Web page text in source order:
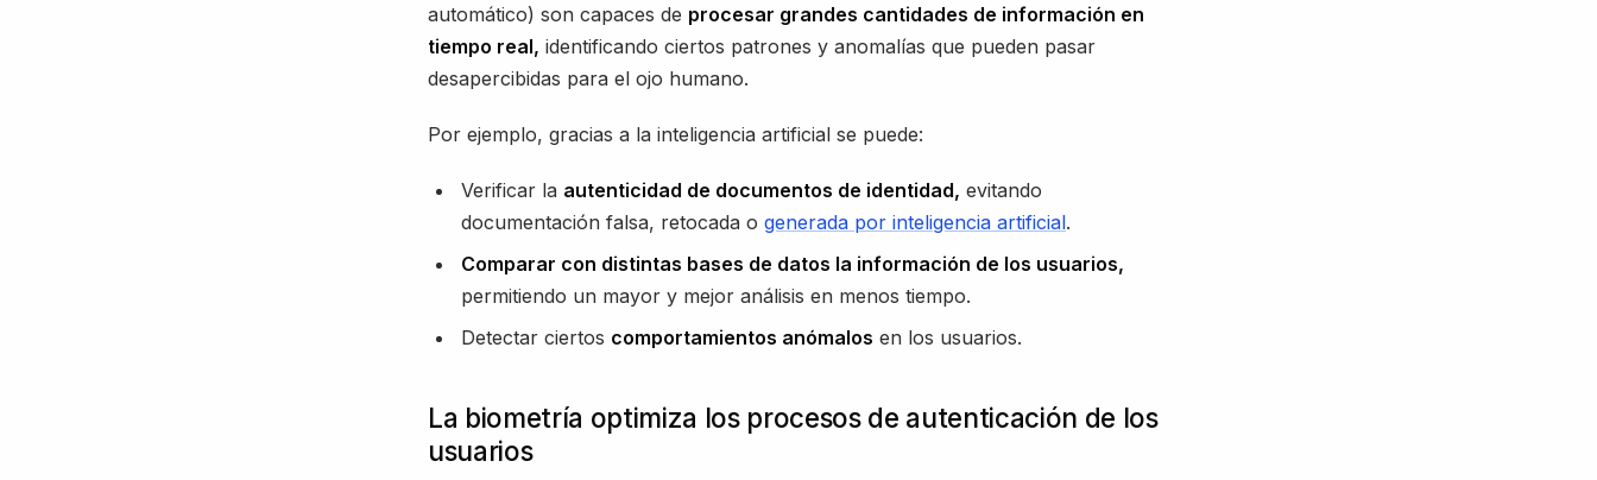
automático) son capaces de procesar grandes cantidades de información en
tiempo real, identificando ciertos patrones y anomalías que pueden pasar
desapercibidas para el ojo humano.
Por ejemplo, gracias a la inteligencia artificial se puede:
Verificar la autenticidad de documentos de identidad, evitando
documentación falsa, retocada o generada por inteligencia artificial.
Comparar con distintas bases de datos la información de los usuarios,
permitiendo un mayor y mejor análisis en menos tiempo.
Detectar ciertos comportamientos anómalos en los usuarios.
La biometría optimiza los procesos de autenticación de los
usuarios